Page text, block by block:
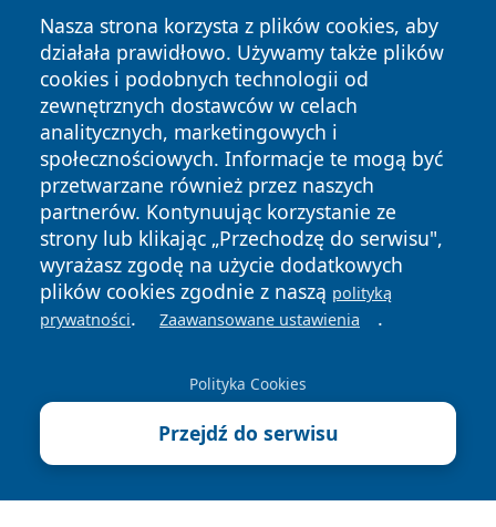
Nasza strona korzysta z plików cookies, aby
działała prawidłowo. Używamy także plików
cookies i podobnych technologii od
zewnętrznych dostawców w celach
analitycznych, marketingowych i
społecznościowych. Informacje te mogą być
przetwarzane również przez naszych
partnerów. Kontynuując korzystanie ze
strony lub klikając „Przechodzę do serwisu",
wyrażasz zgodę na użycie dodatkowych
plików cookies zgodnie z naszą polityką
prywatności. Zaawansowane ustawienia .
Polityka Cookies
Przejdź do serwisu
Copyright © 2026 tarnowskie24.pl Wszystkie prawa
zastrzeżone.
News Autorzy
Polityka
Prywatności
Polityka
Cookies